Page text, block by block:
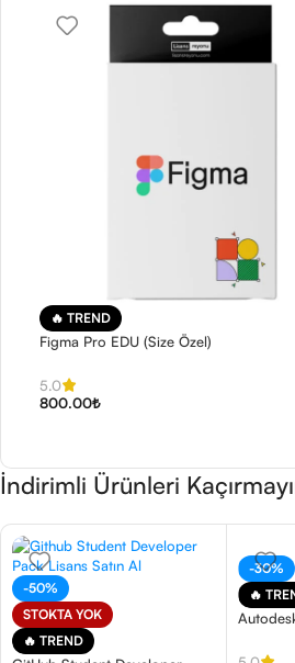
🔥 TREND
Figma Pro EDU (Size Özel)
5.0
800.00₺
İndirimli Ürünleri
-50%
STOKTA YOK
🔥 TREND
-30%
🔥